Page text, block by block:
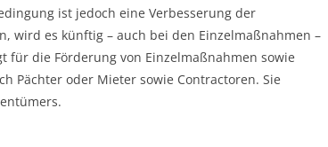
ist jedoch eine Verbesserung der
wird es künftig – auch bei den Einzelmaßnahmen –
die Förderung von Einzelmaßnahmen sowie
Pächter oder Mieter sowie Contractoren. Sie